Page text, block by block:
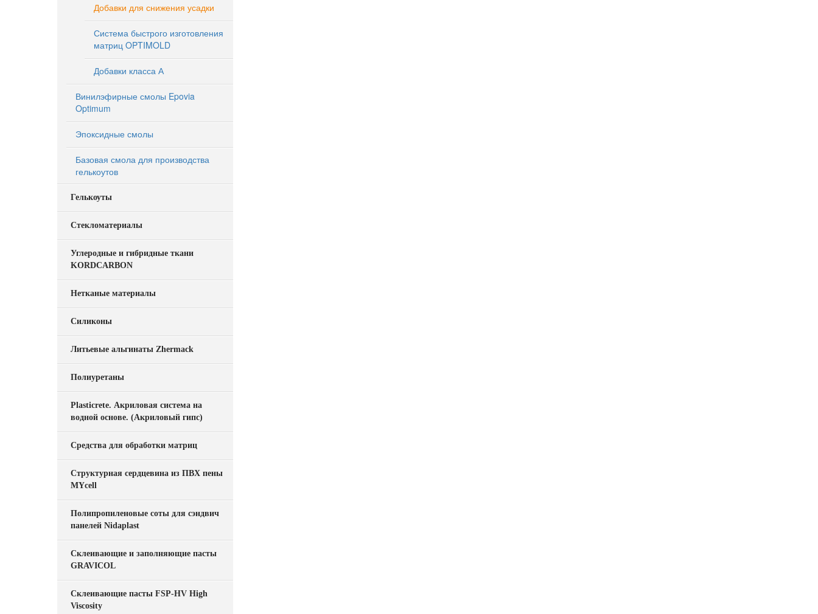
Добавки для снижения усадки
Система быстрого изготовления
матриц OPTIMOLD
Добавки класса А
Винилэфирные смолы Epovia
Optimum
Эпоксидные смолы
Базовая смола для производства
гелькоутов
Гелькоуты
Стекломатериалы
Углеродные и гибридные ткани
KORDCARBON
Нетканые материалы
Силиконы
Литьевые альгинаты Zhermack
Полиуретаны
Plasticrete. Акриловая система на
водной основе. (Акриловый гипс)
Средства для обработки матриц
Структурная сердцевина из ПВХ пены
MYcell
Полипропиленовые соты для сэндвич
панелей Nidaplast
Склеивающие и заполняющие пасты
GRAVICOL
Склеивающие пасты FSP-HV High
Viscosity